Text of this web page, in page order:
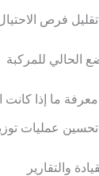
تقليل فرص الاحتيال
معرفة ما إذا كانت
تحسين عمليات